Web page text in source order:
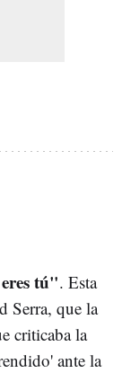
tú". Esta
Serra, que la
criticaba la
ante la